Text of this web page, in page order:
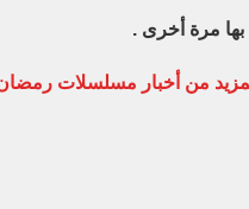
بها مرة أخرى .
من أخبار مسلسلات رمضان